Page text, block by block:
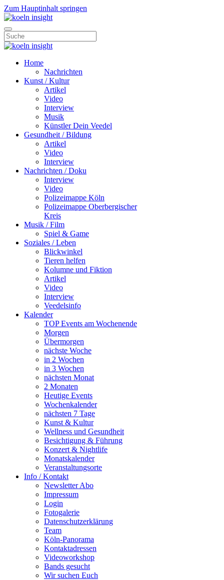
Zum Hauptinhalt springen
Home
Nachrichten
Kunst / Kultur
Artikel
Video
Interview
Musik
Künstler Dein Veedel
Gesundheit / Bildung
Artikel
Video
Interview
Nachrichten / Doku
Interview
Video
Polizeimappe Köln
Polizeimappe Oberbergischer
Kreis
Musik / Film
Spiel & Game
Soziales / Leben
Blickwinkel
Tieren helfen
Kolumne und Fiktion
Artikel
Video
Interview
Veedelsinfo
Kalender
TOP Events am Wochenende
Morgen
Übermorgen
nächste Woche
in 2 Wochen
in 3 Wochen
nächsten Monat
2 Monaten
Heutige Events
Wochenkalender
nächsten 7 Tage
Kunst & Kultur
Wellness und Gesundheit
Besichtigung & Führung
Konzert & Nightlife
Monatskalender
Veranstaltungsorte
Info / Kontakt
Newsletter Abo
Impressum
Login
Fotogalerie
Datenschutzerklärung
Team
Köln-Panorama
Kontaktadressen
Videoworkshop
Bands gesucht
Wir suchen Euch